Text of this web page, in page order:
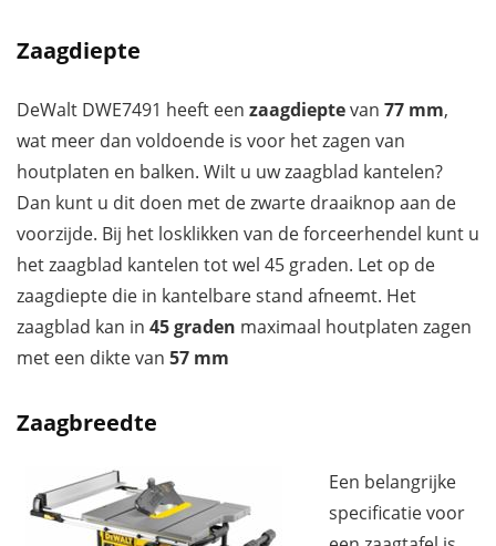
Zaagdiepte
DeWalt DWE7491 heeft een zaagdieptevan 77 mm,
wat meer dan voldoende is voor het zagen van
houtplaten en balken. Wilt u uw zaagblad kantelen?
Dan kunt u dit doen met de zwarte draaiknop aan de
voorzijde. Bij het losklikken van de forceerhendel kunt u
het zaagblad kantelen tot wel 45 graden. Let op de
zaagdiepte die in kantelbare stand afneemt. Het
zaagblad kan in 45 graden maximaal houtplaten zagen
met een dikte van 57 mm
Zaagbreedte
Een belangrijke
specificatie voor